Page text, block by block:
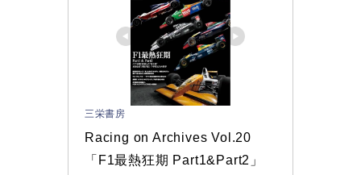
三栄書房
Racing on Archives Vol.20
「F1最熱狂期 Part1&Part2」